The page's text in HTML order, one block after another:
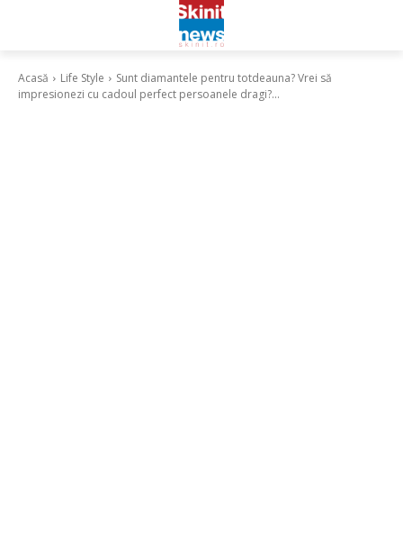
Acasă Life Style
Sunt diamantele pentru totdeauna? Vrei să
impresionezi cu cadoul perfect persoanele dragi?...